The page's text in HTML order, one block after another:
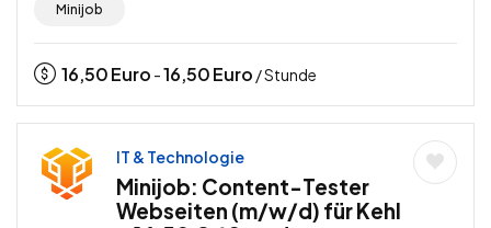
Minijob
16,50Euro -16,50Euro / Stunde
IT & Technologie
Minijob: Content-Tester
Webseiten (m/w/d) für Kehl